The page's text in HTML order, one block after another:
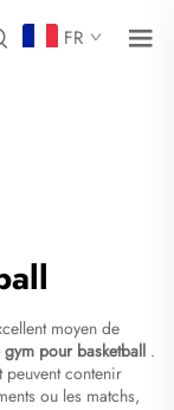
FR
moyen de
pour basketball .
peuvent contenir
ou les matchs,